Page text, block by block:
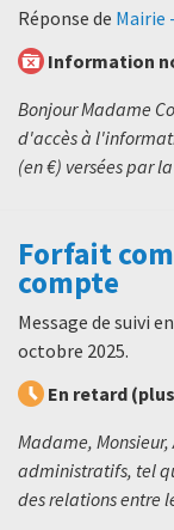
Réponse de Mairie
Information
Bonjour Madame
d'accès à
(en €) versées par
Forfait
compte
Message de suivi
octobre 2025.
En retard
Madame,
administratifs, tel
des relations entre